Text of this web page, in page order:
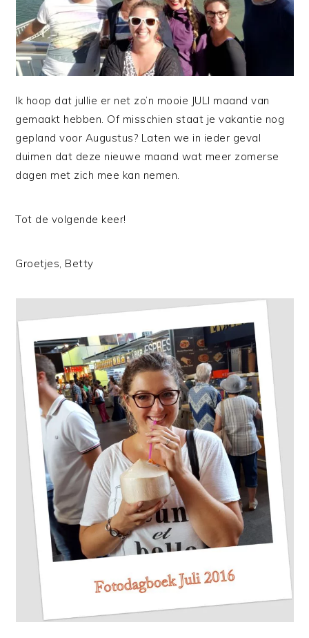
Ik hoop dat jullie er net zo’n mooie JULI maand van
gemaakt hebben. Of misschien staat je vakantie nog
gepland voor Augustus? Laten we in ieder geval
duimen dat deze nieuwe maand wat meer zomerse
dagen met zich mee kan nemen.
Tot de volgende keer!
Groetjes, Betty